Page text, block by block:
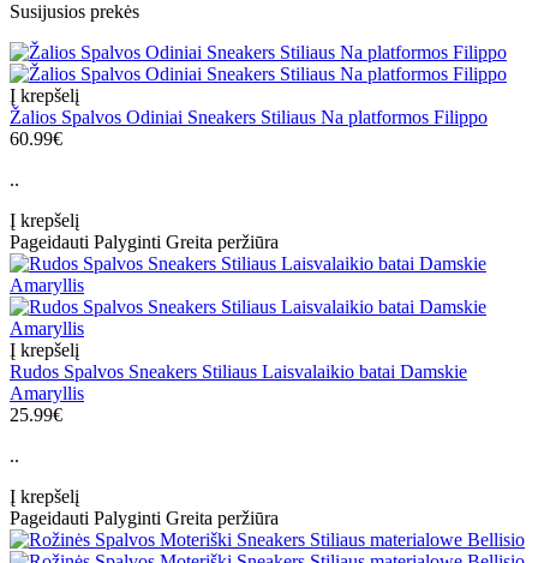
Susijusios prekės
Į krepšelį
Žalios Spalvos Odiniai Sneakers Stiliaus Na platformos Filippo
60.99€
..
Į krepšelį
Pageidauti Palyginti Greita peržiūra
Į krepšelį
Rudos Spalvos Sneakers Stiliaus Laisvalaikio batai Damskie
Amaryllis
25.99€
..
Į krepšelį
Pageidauti Palyginti Greita peržiūra